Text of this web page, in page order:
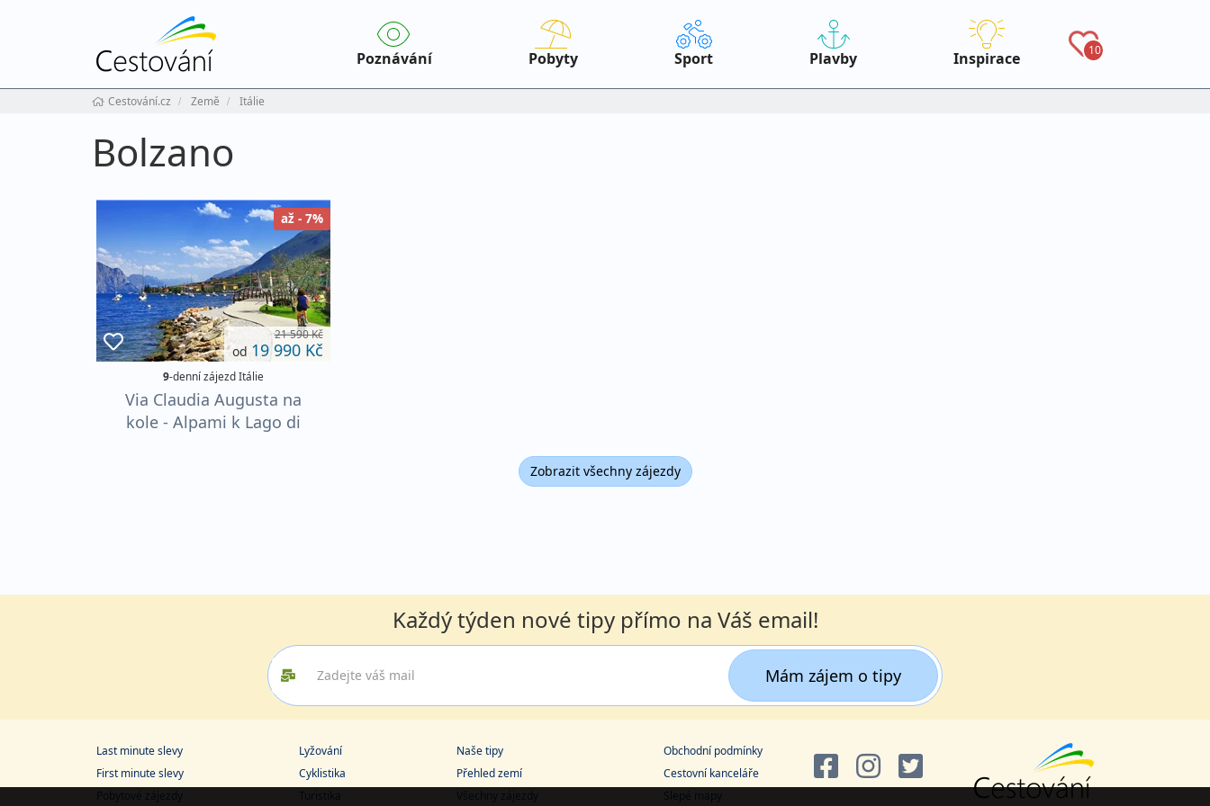
Poznávání Pobyty Sport Plavby Inspirace 10
Cestování.cz Země Itálie
Bolzano
až - 7%
21 590 Kč
od 19 990 Kč
9-denní zájezd Itálie
Via Claudia Augusta na
kole - Alpami k Lago di
Zobrazit všechny zájezdy
Každý týden nové tipy přímo na Váš email!
Mám zájem o tipy
Last minute slevy
First minute slevy
Pobytové zájezdy
Lyžování
Cyklistika
Turistika
Naše tipy
Přehled zemí
Všechny zájezdy
Obchodní podmínky
Cestovní kanceláře
Slepé mapy